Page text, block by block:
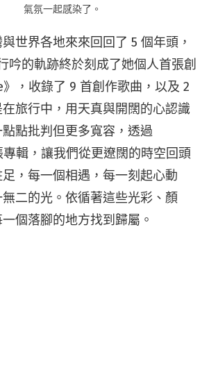
氣氛一起感染了。
世界各地來來回回了 5 個年頭，
吟的軌跡終於刻成了她個人首張創
，收錄了 9 首創作歌曲，以及 2
旅行中，用天真與開闊的心認識
點批判但更多寬­容，透過
專輯，讓我們從更遼闊的時空回頭
，每一個相遇­，每一刻起心動
二的光。依循著這些光彩、顏
個落腳的地方­找到歸屬。